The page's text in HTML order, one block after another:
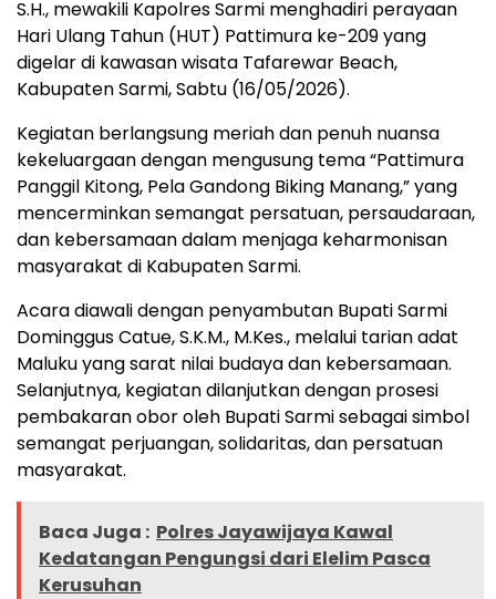
S.H., mewakili Kapolres Sarmi menghadiri perayaan
Hari Ulang Tahun (HUT) Pattimura ke-209 yang
digelar di kawasan wisata Tafarewar Beach,
Kabupaten Sarmi, Sabtu (16/05/2026).
Kegiatan berlangsung meriah dan penuh nuansa
kekeluargaan dengan mengusung tema “Pattimura
Panggil Kitong, Pela Gandong Biking Manang,” yang
mencerminkan semangat persatuan, persaudaraan,
dan kebersamaan dalam menjaga keharmonisan
masyarakat di Kabupaten Sarmi.
Acara diawali dengan penyambutan Bupati Sarmi
Dominggus Catue, S.K.M., M.Kes., melalui tarian adat
Maluku yang sarat nilai budaya dan kebersamaan.
Selanjutnya, kegiatan dilanjutkan dengan prosesi
pembakaran obor oleh Bupati Sarmi sebagai simbol
semangat perjuangan, solidaritas, dan persatuan
masyarakat.
Baca Juga : Polres Jayawijaya Kawal
Kedatangan Pengungsi dari Elelim Pasca
Kerusuhan